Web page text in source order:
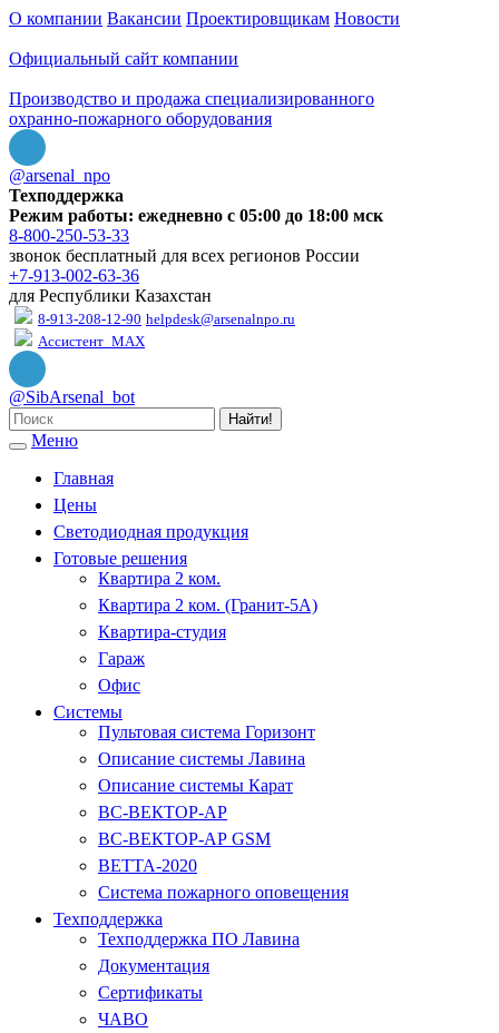
О компании Вакансии Проектировщикам Новости
Официальный сайт компании
Производство и продажа специализированного
охранно-пожарного оборудования
@arsenal_npo
Техподдержка
Режим работы: ежедневно с 05:00 до 18:00 мск
8-800-250-53-33
звонок бесплатный для всех регионов России
+7-913-002-63-36
для Республики Казахстан
8-913-208-12-90 helpdesk@arsenalnpo.ru
Ассистент_MAX
@SibArsenal_bot
Найти!
Меню
Главная
Цены
Светодиодная продукция
Готовые решения
Квартира 2 ком.
Квартира 2 ком. (Гранит-5А)
Квартира-студия
Гараж
Офис
Системы
Пультовая система Горизонт
Описание системы Лавина
Описание системы Карат
ВС-ВЕКТОР-АР
ВС-ВЕКТОР-АР GSM
ВЕТТА-2020
Система пожарного оповещения
Техподдержка
Техподдержка ПО Лавина
Документация
Сертификаты
ЧАВО